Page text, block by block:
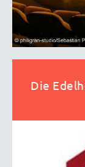
Die